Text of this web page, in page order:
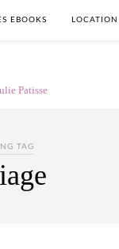
EBOOKS LOCATION
TAG